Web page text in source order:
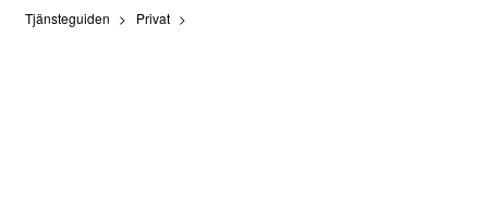
Tjänsteguiden Privat